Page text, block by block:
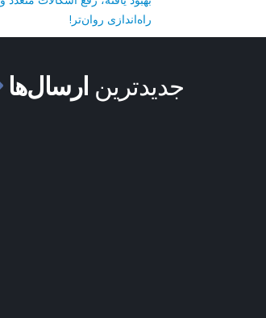
راه‌اندازی روان‌تر!
جدیدترین ارسال‌ها